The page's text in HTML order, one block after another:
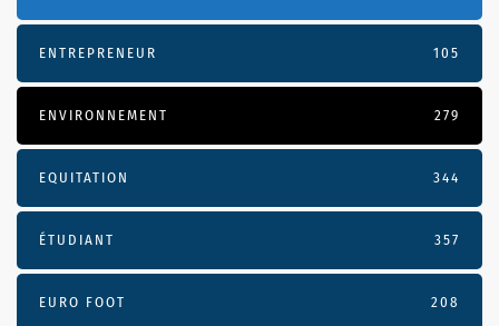
ENTREPRENEUR 105
ENVIRONNEMENT 279
EQUITATION 344
ÉTUDIANT 357
EURO FOOT 208